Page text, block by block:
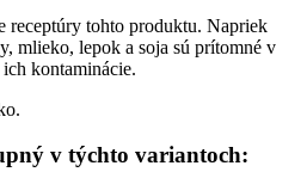
receptúry tohto produktu. Napriek
mlieko, lepok a soja sú prítomné v
kontaminácie.
v týchto variantoch: